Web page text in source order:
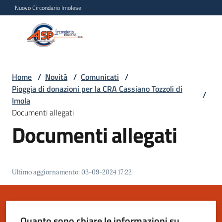
Vai al contenuto
Vai alla navigazione
Vai al footer
Nuovo Circondario Imolese
Persona
Circondario
Chi
Servizi
Home / Novità / Comunicati /
Pioggia di donazioni per la CRA Cassiano Tozzoli di
Imola
/
Documenti allegati
Documenti allegati
Ultimo aggiornamento:03-09-2024 17:22